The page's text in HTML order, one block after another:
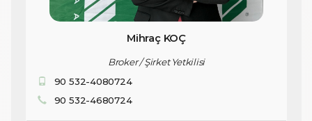
Mihraç KOÇ
Broker / Şirket Yetkilisi
90 532-4080724
90 532-4680724